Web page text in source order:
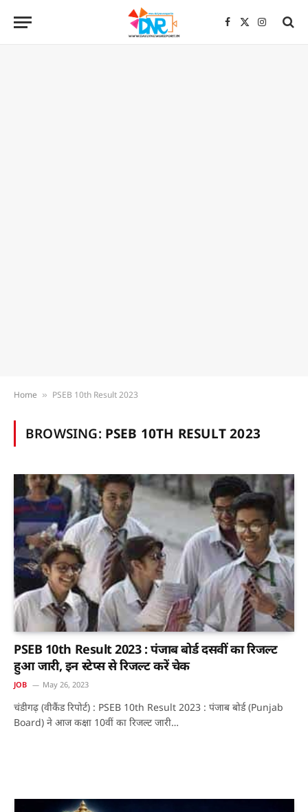
Facebook
X
Home » PSEB 10th Result 2023
BROWSING: PSEB 10TH RESULT 2023
PSEB 10th Result 2023 : पंजाब बोर्ड दसवीं का रिजल्ट
हुआ जारी, इन स्टेप्स से रिजल्ट करें चेक
JOB May 26, 2023
चंडीगढ़ (वीकैंड रिपोर्ट) : PSEB 10th Result 2023 : पंजाब बोर्ड (Punjab
Board) ने आज कक्षा 10वीं का रिजल्ट जारी…